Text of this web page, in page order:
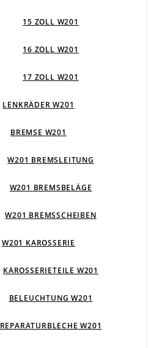
15 ZOLL W201
16 ZOLL W201
17 ZOLL W201
LENKRÄDER W201
BREMSE W201
W201 BREMSLEITUNG
W201 BREMSBELÄGE
W201 BREMSSCHEIBEN
W201 KAROSSERIE
KAROSSERIETEILE W201
BELEUCHTUNG W201
REPARATURBLECHE W201